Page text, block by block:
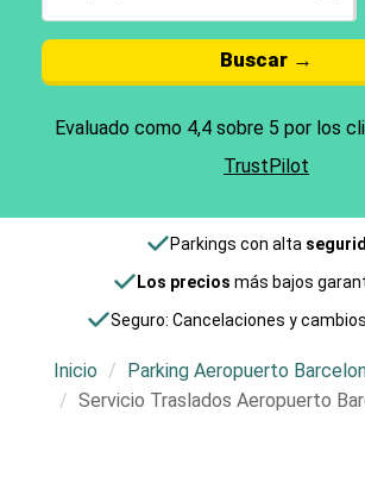
Buscar →
Evaluado como 4,4 sobre 5 por los
TrustPilot
Parkings con alta
Los precios más bajos
Seguro: Cancelaciones y cambios
Inicio
Parking Aeropuerto
Servicio Traslados Aeropuerto